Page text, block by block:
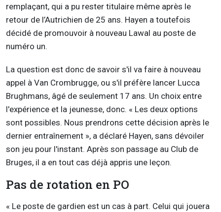
remplaçant, qui a pu rester titulaire même après le
retour de l’Autrichien de 25 ans. Hayen a toutefois
décidé de promouvoir à nouveau Lawal au poste de
numéro un.
La question est donc de savoir s'il va faire à nouveau
appel à Van Crombrugge, ou s'il préfère lancer Lucca
Brughmans, âgé de seulement 17 ans. Un choix entre
l'expérience et la jeunesse, donc. « Les deux options
sont possibles. Nous prendrons cette décision après le
dernier entraînement », a déclaré Hayen, sans dévoiler
son jeu pour l'instant. Après son passage au Club de
Bruges, il a en tout cas déjà appris une leçon.
Pas de rotation en PO
« Le poste de gardien est un cas à part. Celui qui jouera